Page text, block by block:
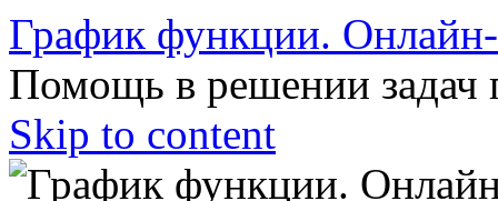
График функции.
Помощь в решении задач
Skip to content